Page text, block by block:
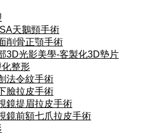
天鵝頸手術
削骨正顎手術
3D光影美學-客製化3D墊片
整形
法令紋手術
臉拉皮手術
鏡提眉拉皮手術
鏡前額七爪拉皮手術